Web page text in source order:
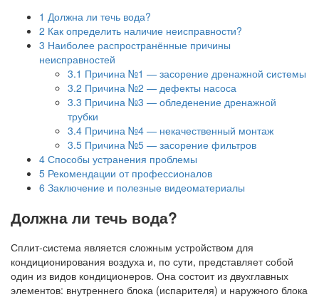
1 Должна ли течь вода?
2 Как определить наличие неисправности?
3 Наиболее распространённые причины
неисправностей
3.1 Причина №1 — засорение дренажной системы
3.2 Причина №2 — дефекты насоса
3.3 Причина №3 — обледенение дренажной
трубки
3.4 Причина №4 — некачественный монтаж
3.5 Причина №5 — засорение фильтров
4 Способы устранения проблемы
5 Рекомендации от профессионалов
6 Заключение и полезные видеоматериалы
Должна ли течь вода?
Сплит-система является сложным устройством для
кондиционирования воздуха и, по сути, представляет собой
один из видов кондиционеров. Она состоит из двухглавных
элементов: внутреннего блока (испарителя) и наружного блока